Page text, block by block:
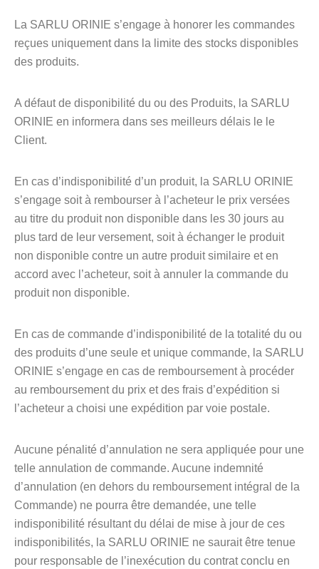
La SARLU ORINIE s’engage à honorer les commandes
reçues uniquement dans la limite des stocks disponibles
des produits.
A défaut de disponibilité du ou des Produits, la SARLU
ORINIE en informera dans ses meilleurs délais le le
Client.
En cas d’indisponibilité d’un produit, la SARLU ORINIE
s’engage soit à rembourser à l’acheteur le prix versées
au titre du produit non disponible dans les 30 jours au
plus tard de leur versement, soit à échanger le produit
non disponible contre un autre produit similaire et en
accord avec l’acheteur, soit à annuler la commande du
produit non disponible.
En cas de commande d’indisponibilité de la totalité du ou
des produits d’une seule et unique commande, la SARLU
ORINIE s’engage en cas de remboursement à procéder
au remboursement du prix et des frais d’expédition si
l’acheteur a choisi une expédition par voie postale.
Aucune pénalité d’annulation ne sera appliquée pour une
telle annulation de commande. Aucune indemnité
d’annulation (en dehors du remboursement intégral de la
Commande) ne pourra être demandée, une telle
indisponibilité résultant du délai de mise à jour de ces
indisponibilités, la SARLU ORINIE ne saurait être tenue
pour responsable de l’inexécution du contrat conclu en